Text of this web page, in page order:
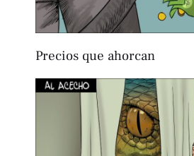
Precios que ahorcan